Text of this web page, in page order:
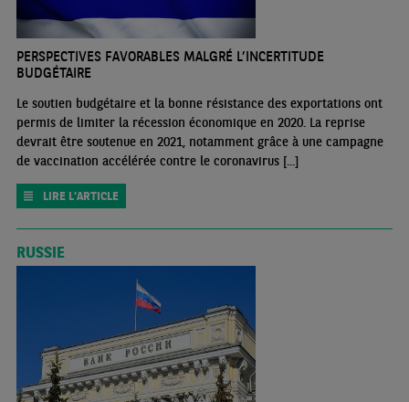
PERSPECTIVES FAVORABLES MALGRÉ L’INCERTITUDE
BUDGÉTAIRE
Le soutien budgétaire et la bonne résistance des exportations ont
permis de limiter la récession économique en 2020. La reprise
devrait être soutenue en 2021, notamment grâce à une campagne
de vaccination accélérée contre le coronavirus [...]
LIRE L'ARTICLE
RUSSIE